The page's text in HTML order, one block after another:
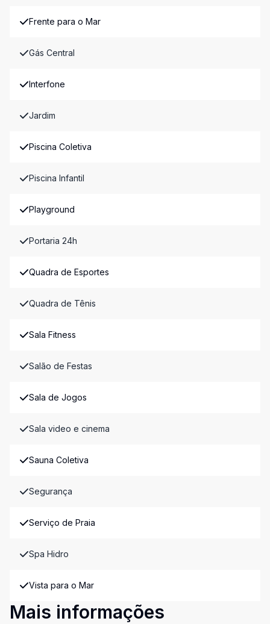
Frente para o Mar
Gás Central
Interfone
Jardim
Piscina Coletiva
Piscina Infantil
Playground
Portaria 24h
Quadra de Esportes
Quadra de Tênis
Sala Fitness
Salão de Festas
Sala de Jogos
Sala video e cinema
Sauna Coletiva
Segurança
Serviço de Praia
Spa Hidro
Vista para o Mar
Mais informações